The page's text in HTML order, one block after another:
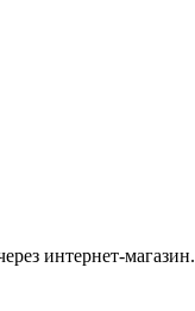
интернет-магазин.